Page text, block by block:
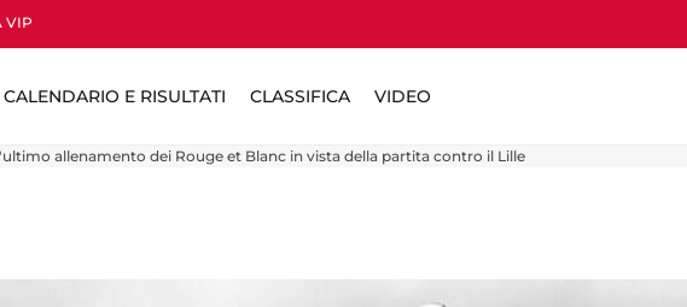
VIP
CALENDARIO E RISULTATI CLASSIFICA VIDEO
allenamento dei Rouge et Blanc in vista della partita contro il Lille